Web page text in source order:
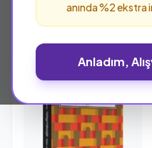
anında %2 ekstra
Anladım,